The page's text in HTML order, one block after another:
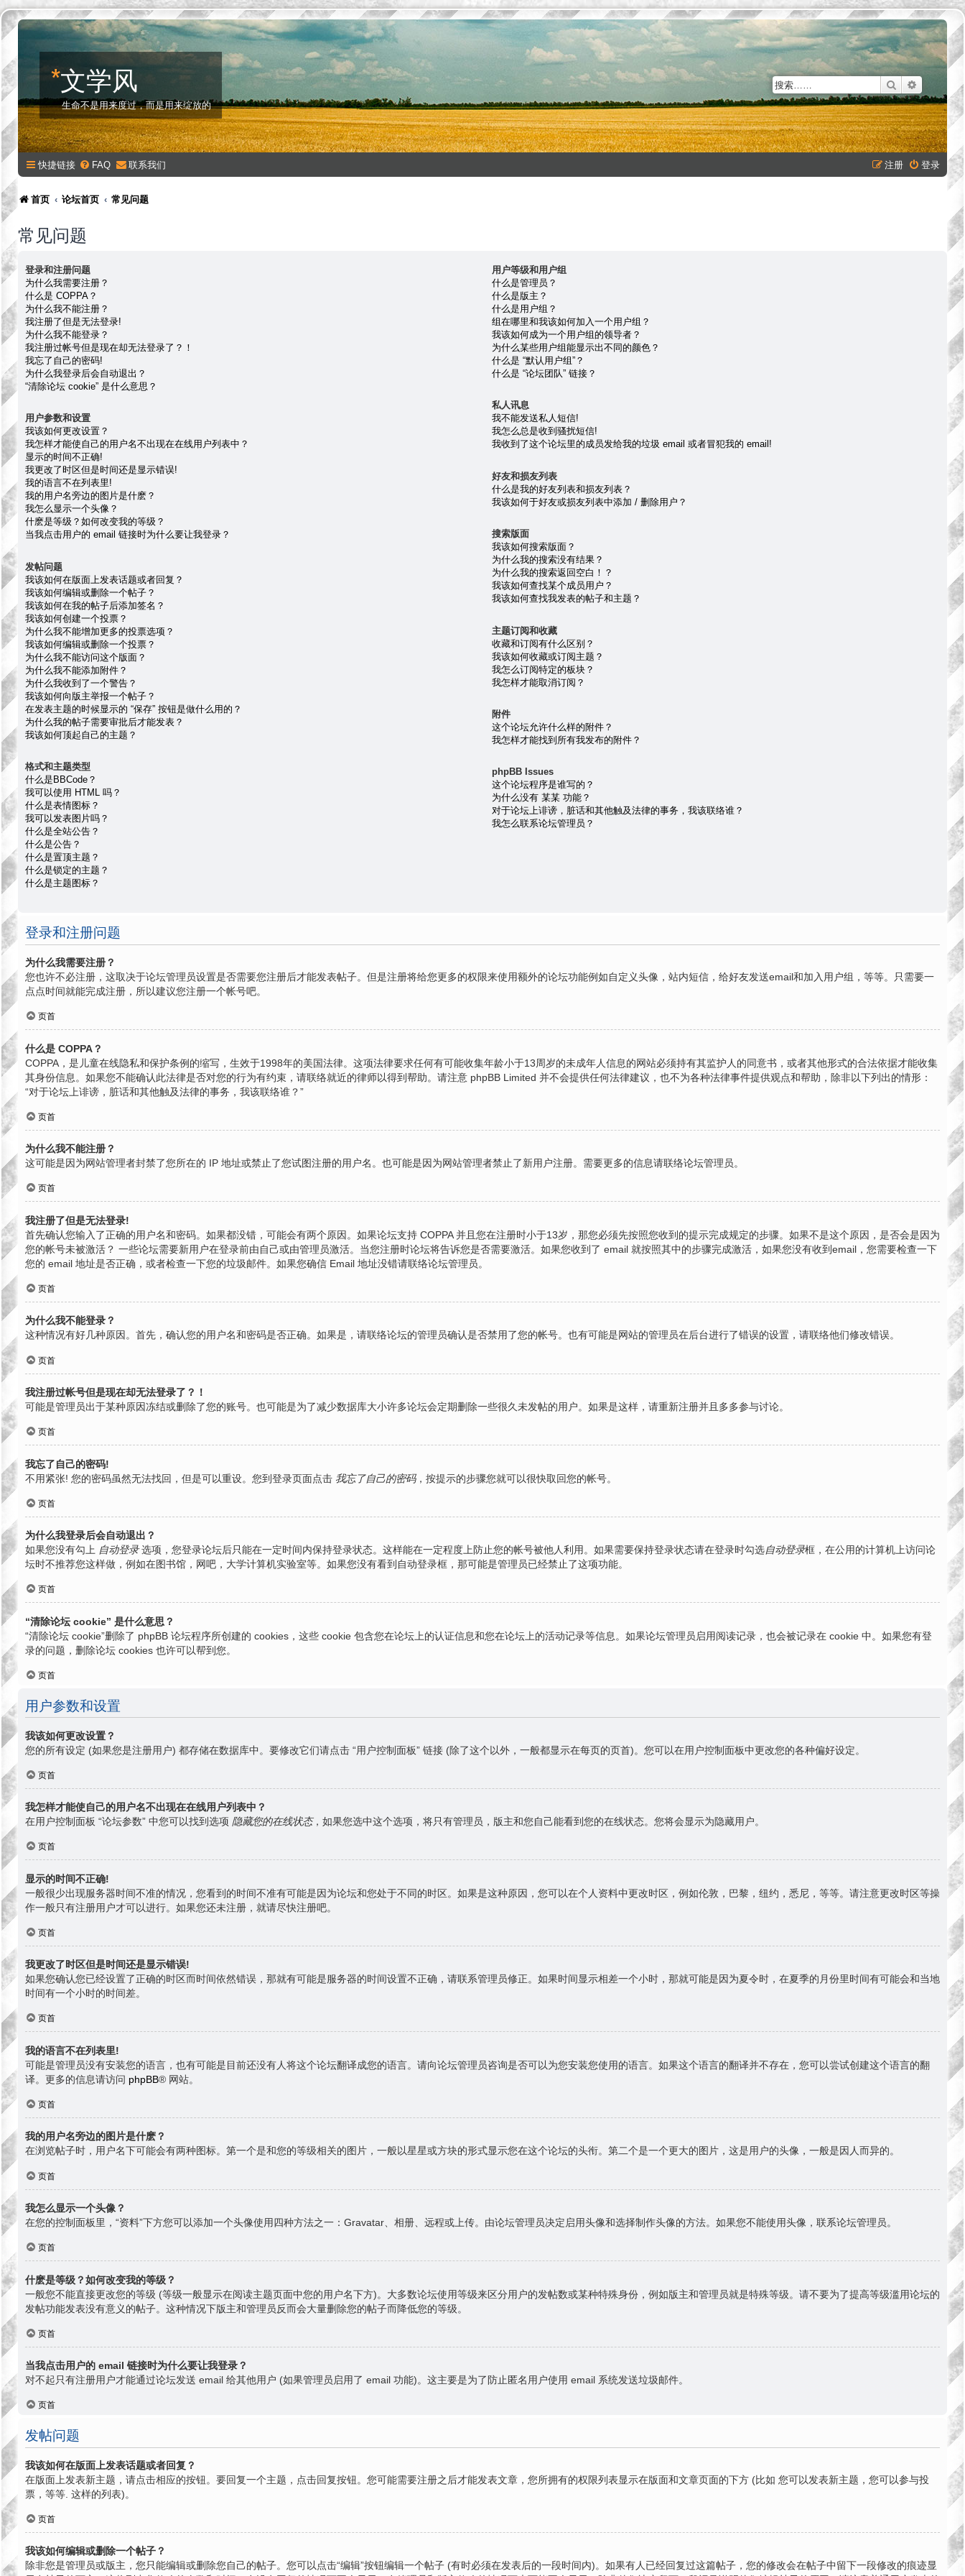
*文学风
生命不是用来度过，而是用来绽放的
搜索
快捷链接 FAQ 联系我们 登录
注册
首页 论坛首页 常见问题
常见问题
登录和注册问题
为什么我需要注册？
什么是 COPPA？
为什么我不能注册？
我注册了但是无法登录!
为什么我不能登录？
我注册过帐号但是现在却无法登录了？！
我忘了自己的密码!
为什么我登录后会自动退出？
“清除论坛 cookie” 是什么意思？
用户参数和设置
我该如何更改设置？
我怎样才能使自己的用户名不出现在在线用户列表中？
显示的时间不正确!
我更改了时区但是时间还是显示错误!
我的语言不在列表里!
我的用户名旁边的图片是什麽？
我怎么显示一个头像？
什麽是等级？如何改变我的等级？
当我点击用户的 email 链接时为什么要让我登录？
发帖问题
我该如何在版面上发表话题或者回复？
我该如何编辑或删除一个帖子？
我该如何在我的帖子后添加签名？
我该如何创建一个投票？
为什么我不能增加更多的投票选项？
我该如何编辑或删除一个投票？
为什么我不能访问这个版面？
为什么我不能添加附件？
为什么我收到了一个警告？
我该如何向版主举报一个帖子？
在发表主题的时候显示的 “保存” 按钮是做什么用的？
为什么我的帖子需要审批后才能发表？
我该如何顶起自己的主题？
格式和主题类型
什么是BBCode？
我可以使用 HTML 吗？
什么是表情图标？
我可以发表图片吗？
什么是全站公告？
什么是公告？
什么是置顶主题？
什么是锁定的主题？
什么是主题图标？
用户等级和用户组
什么是管理员？
什么是版主？
什么是用户组？
组在哪里和我该如何加入一个用户组？
我该如何成为一个用户组的领导者？
为什么某些用户组能显示出不同的颜色？
什么是 “默认用户组”？
什么是 “论坛团队” 链接？
私人讯息
我不能发送私人短信!
我怎么总是收到骚扰短信!
我收到了这个论坛里的成员发给我的垃圾 email 或者冒犯我的 email!
好友和损友列表
什么是我的好友列表和损友列表？
我该如何于好友或损友列表中添加 / 删除用户？
搜索版面
我该如何搜索版面？
为什么我的搜索没有结果？
为什么我的搜索返回空白！？
我该如何查找某个成员用户？
我该如何查找我发表的帖子和主题？
主题订阅和收藏
收藏和订阅有什么区别？
我该如何收藏或订阅主题？
我怎么订阅特定的板块？
我怎样才能取消订阅？
附件
这个论坛允许什么样的附件？
我怎样才能找到所有我发布的附件？
phpBB Issues
这个论坛程序是谁写的？
为什么没有 某某 功能？
对于论坛上诽谤，脏话和其他触及法律的事务，我该联络谁？
我怎么联系论坛管理员？
登录和注册问题
为什么我需要注册？
您也许不必注册，这取决于论坛管理员设置是否需要您注册后才能发表帖子。但是注册将给您更多的权限来使用额外的论坛功能例如自定义头像，站内短信，给好友发送email和加入用户组，等等。只需要一
点点时间就能完成注册，所以建议您注册一个帐号吧。
页首
什么是 COPPA？
COPPA，是儿童在线隐私和保护条例的缩写，生效于1998年的美国法律。这项法律要求任何有可能收集年龄小于13周岁的未成年人信息的网站必须持有其监护人的同意书，或者其他形式的合法依据才能收集
其身份信息。如果您不能确认此法律是否对您的行为有约束，请联络就近的律师以得到帮助。请注意 phpBB Limited 并不会提供任何法律建议，也不为各种法律事件提供观点和帮助，除非以下列出的情形：
“对于论坛上诽谤，脏话和其他触及法律的事务，我该联络谁？”
页首
为什么我不能注册？
这可能是因为网站管理者封禁了您所在的 IP 地址或禁止了您试图注册的用户名。也可能是因为网站管理者禁止了新用户注册。需要更多的信息请联络论坛管理员。
页首
我注册了但是无法登录!
首先确认您输入了正确的用户名和密码。如果都没错，可能会有两个原因。如果论坛支持 COPPA 并且您在注册时小于13岁，那您必须先按照您收到的提示完成规定的步骤。如果不是这个原因，是否会是因为
您的帐号未被激活？ 一些论坛需要新用户在登录前由自己或由管理员激活。当您注册时论坛将告诉您是否需要激活。如果您收到了 email 就按照其中的步骤完成激活，如果您没有收到email，您需要检查一下
您的 email 地址是否正确，或者检查一下您的垃圾邮件。如果您确信 Email 地址没错请联络论坛管理员。
页首
为什么我不能登录？
这种情况有好几种原因。首先，确认您的用户名和密码是否正确。如果是，请联络论坛的管理员确认是否禁用了您的帐号。也有可能是网站的管理员在后台进行了错误的设置，请联络他们修改错误。
页首
我注册过帐号但是现在却无法登录了？！
可能是管理员出于某种原因冻结或删除了您的账号。也可能是为了减少数据库大小许多论坛会定期删除一些很久未发帖的用户。如果是这样，请重新注册并且多多参与讨论。
页首
我忘了自己的密码!
不用紧张! 您的密码虽然无法找回，但是可以重设。您到登录页面点击 我忘了自己的密码，按提示的步骤您就可以很快取回您的帐号。
页首
为什么我登录后会自动退出？
如果您没有勾上 自动登录选项，您登录论坛后只能在一定时间内保持登录状态。这样能在一定程度上防止您的帐号被他人利用。如果需要保持登录状态请在登录时勾选自动登录框，在公用的计算机上访问论
坛时不推荐您这样做，例如在图书馆，网吧，大学计算机实验室等。如果您没有看到自动登录框，那可能是管理员已经禁止了这项功能。
页首
“清除论坛 cookie” 是什么意思？
“清除论坛 cookie”删除了 phpBB 论坛程序所创建的 cookies，这些 cookie 包含您在论坛上的认证信息和您在论坛上的活动记录等信息。如果论坛管理员启用阅读记录，也会被记录在 cookie 中。如果您有登
录的问题，删除论坛 cookies 也许可以帮到您。
页首
用户参数和设置
我该如何更改设置？
您的所有设定 (如果您是注册用户) 都存储在数据库中。要修改它们请点击 “用户控制面板” 链接 (除了这个以外，一般都显示在每页的页首)。您可以在用户控制面板中更改您的各种偏好设定。
页首
我怎样才能使自己的用户名不出现在在线用户列表中？
在用户控制面板 “论坛参数” 中您可以找到选项 隐藏您的在线状态，如果您选中这个选项，将只有管理员，版主和您自己能看到您的在线状态。您将会显示为隐藏用户。
页首
显示的时间不正确!
一般很少出现服务器时间不准的情况，您看到的时间不准有可能是因为论坛和您处于不同的时区。如果是这种原因，您可以在个人资料中更改时区，例如伦敦，巴黎，纽约，悉尼，等等。请注意更改时区等操
作一般只有注册用户才可以进行。如果您还未注册，就请尽快注册吧。
页首
我更改了时区但是时间还是显示错误!
如果您确认您已经设置了正确的时区而时间依然错误，那就有可能是服务器的时间设置不正确，请联系管理员修正。如果时间显示相差一个小时，那就可能是因为夏令时，在夏季的月份里时间有可能会和当地
时间有一个小时的时间差。
页首
我的语言不在列表里!
可能是管理员没有安装您的语言，也有可能是目前还没有人将这个论坛翻译成您的语言。请向论坛管理员咨询是否可以为您安装您使用的语言。如果这个语言的翻译并不存在，您可以尝试创建这个语言的翻
译。更多的信息请访问 phpBB® 网站。
页首
我的用户名旁边的图片是什麽？
在浏览帖子时，用户名下可能会有两种图标。第一个是和您的等级相关的图片，一般以星星或方块的形式显示您在这个论坛的头衔。第二个是一个更大的图片，这是用户的头像，一般是因人而异的。
页首
我怎么显示一个头像？
在您的控制面板里，“资料”下方您可以添加一个头像使用四种方法之一：Gravatar、相册、远程或上传。由论坛管理员决定启用头像和选择制作头像的方法。如果您不能使用头像，联系论坛管理员。
页首
什麽是等级？如何改变我的等级？
一般您不能直接更改您的等级 (等级一般显示在阅读主题页面中您的用户名下方)。大多数论坛使用等级来区分用户的发帖数或某种特殊身份，例如版主和管理员就是特殊等级。请不要为了提高等级滥用论坛的
发帖功能发表没有意义的帖子。这种情况下版主和管理员反而会大量删除您的帖子而降低您的等级。
页首
当我点击用户的 email 链接时为什么要让我登录？
对不起只有注册用户才能通过论坛发送 email 给其他用户 (如果管理员启用了 email 功能)。这主要是为了防止匿名用户使用 email 系统发送垃圾邮件。
页首
发帖问题
我该如何在版面上发表话题或者回复？
在版面上发表新主题，请点击相应的按钮。要回复一个主题，点击回复按钮。您可能需要注册之后才能发表文章，您所拥有的权限列表显示在版面和文章页面的下方 (比如 您可以发表新主题，您可以参与投
票，等等. 这样的列表)。
页首
我该如何编辑或删除一个帖子？
除非您是管理员或版主，您只能编辑或删除您自己的帖子。您可以点击“编辑”按钮编辑一个帖子 (有时必须在发表后的一段时间内)。如果有人已经回复过这篇帖子，您的修改会在帖子中留下一段修改的痕迹显